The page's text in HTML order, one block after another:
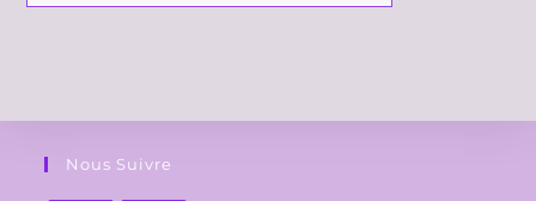
Nous Suivre